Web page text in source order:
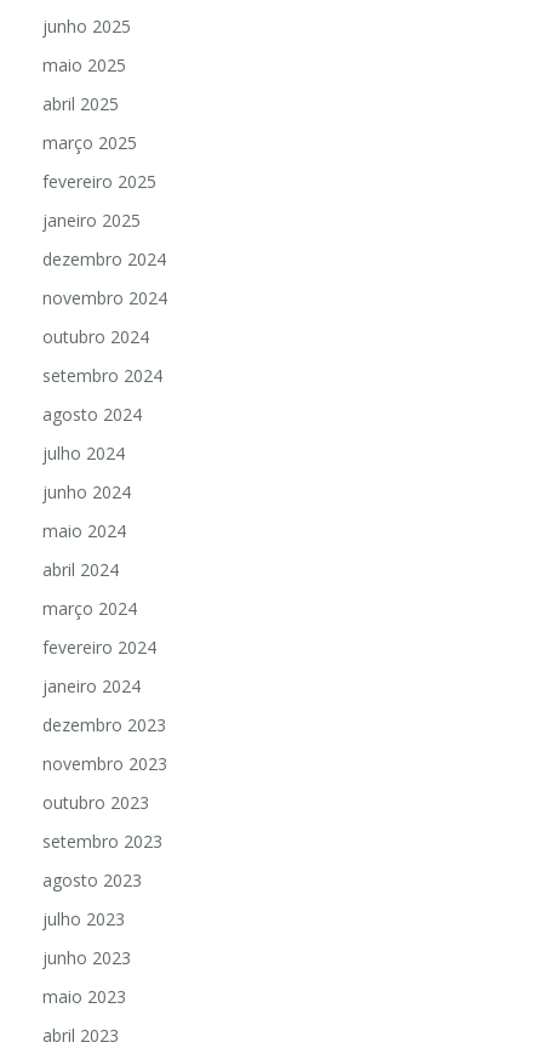
junho 2025
maio 2025
abril 2025
março 2025
fevereiro 2025
janeiro 2025
dezembro 2024
novembro 2024
outubro 2024
setembro 2024
agosto 2024
julho 2024
junho 2024
maio 2024
abril 2024
março 2024
fevereiro 2024
janeiro 2024
dezembro 2023
novembro 2023
outubro 2023
setembro 2023
agosto 2023
julho 2023
junho 2023
maio 2023
abril 2023